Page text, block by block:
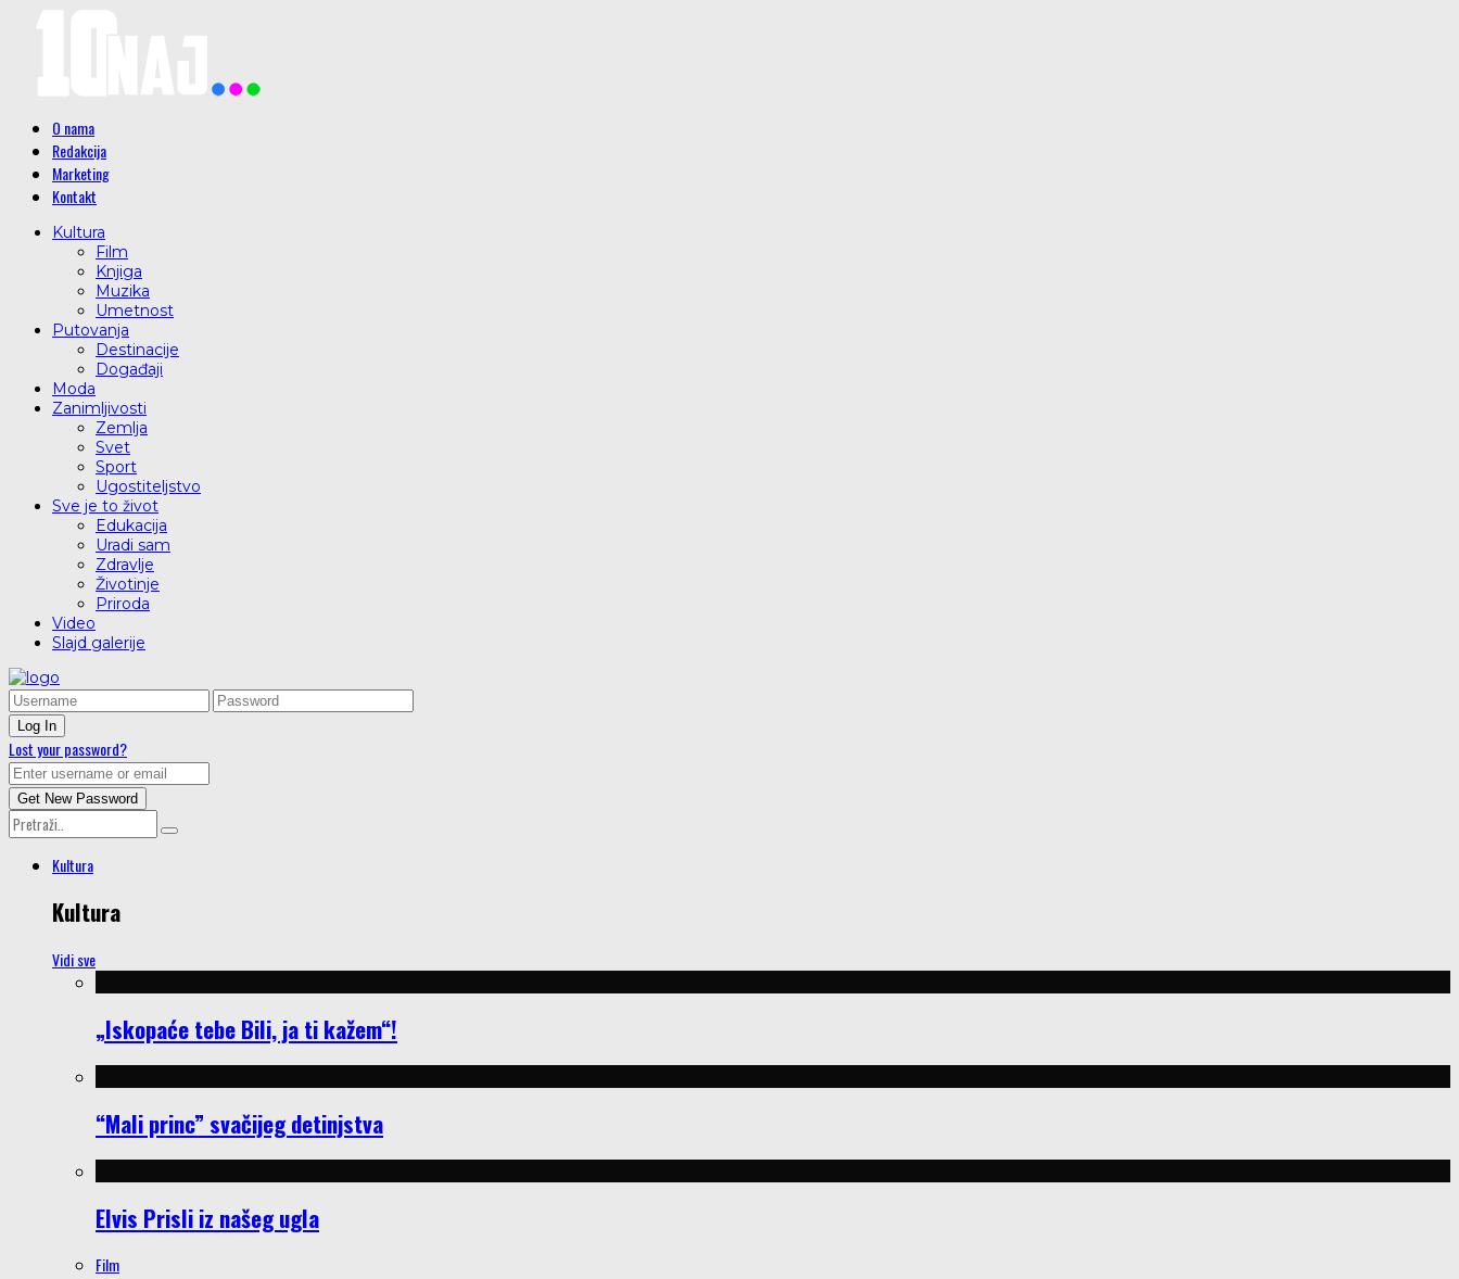
O nama
Redakcija
Marketing
Kontakt
Kultura
Film
Knjiga
Muzika
Umetnost
Putovanja
Destinacije
Događaji
Moda
Zanimljivosti
Zemlja
Svet
Sport
Ugostiteljstvo
Sve je to život
Edukacija
Uradi sam
Zdravlje
Životinje
Priroda
Video
Slajd galerije
Lost your password?
Kultura
Kultura
Vidi sve
„Iskopaće tebe Bili, ja ti kažem“!
“Mali princ” svačijeg detinjstva
Elvis Prisli iz našeg ugla
Film